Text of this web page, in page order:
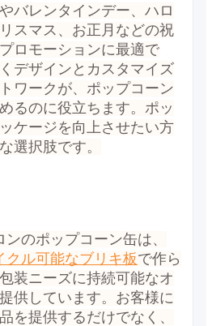
バレンタインデー、ハロ
スマス、お正月などの祝
ロモーションに最適で
デザインとカスタマイズ
ワークが、ポップコーン
るのに役立ちます。ポッ
ケージを向上させたい方
選択肢です。
ンのポップコーン缶は、
クル可能なブリキ板で作ら
装ニーズに持続可能なオ
供しています。お客様に
を提供するだけでなく、